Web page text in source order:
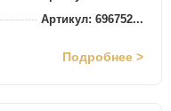
Артикул: 696752...
Подробнее >